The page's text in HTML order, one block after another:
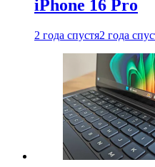
iPhone 16 Pro
2 года спустя2 года